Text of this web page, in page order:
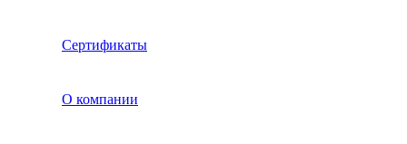
Сертификаты
О компании